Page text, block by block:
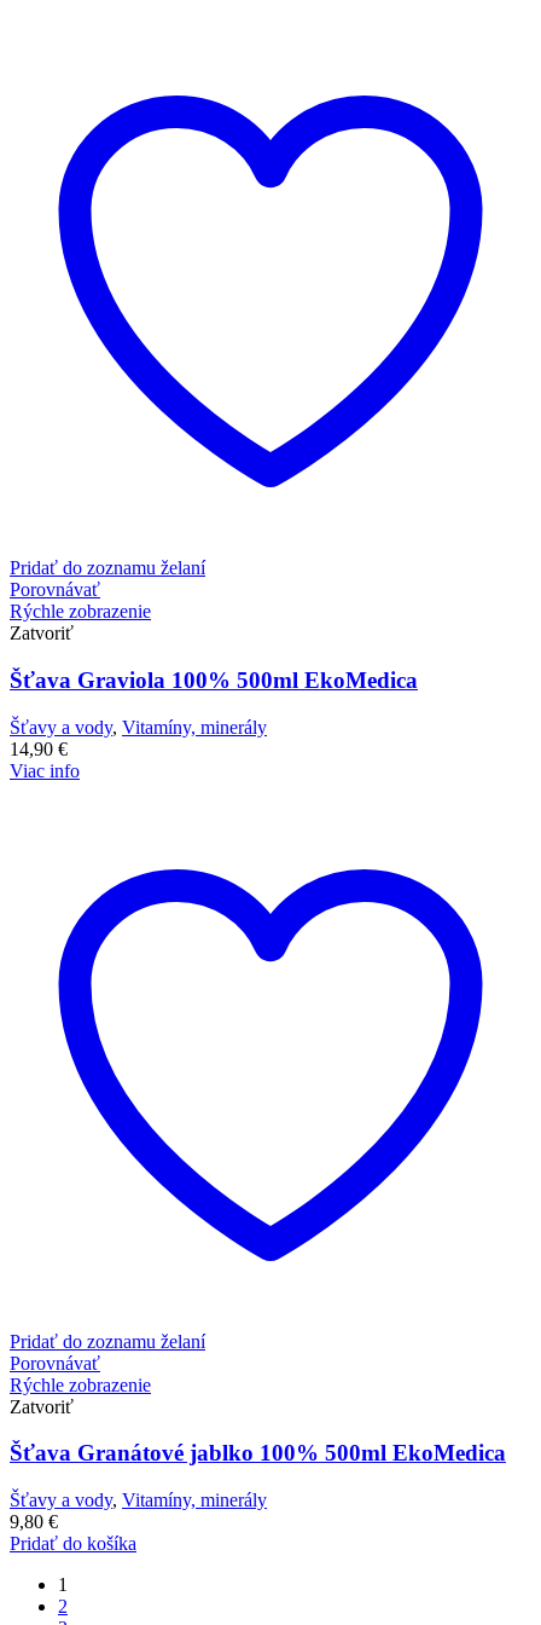
Pridať do zoznamu želaní
Porovnávať
Rýchle zobrazenie
Zatvoriť
Šťava Graviola 100% 500ml EkoMedica
Šťavy a vody, Vitamíny, minerály
14,90 €
Viac info
Pridať do zoznamu želaní
Porovnávať
Rýchle zobrazenie
Zatvoriť
Šťava Granátové jablko 100% 500ml EkoMedica
Šťavy a vody, Vitamíny, minerály
9,80 €
Pridať do košíka
1
2